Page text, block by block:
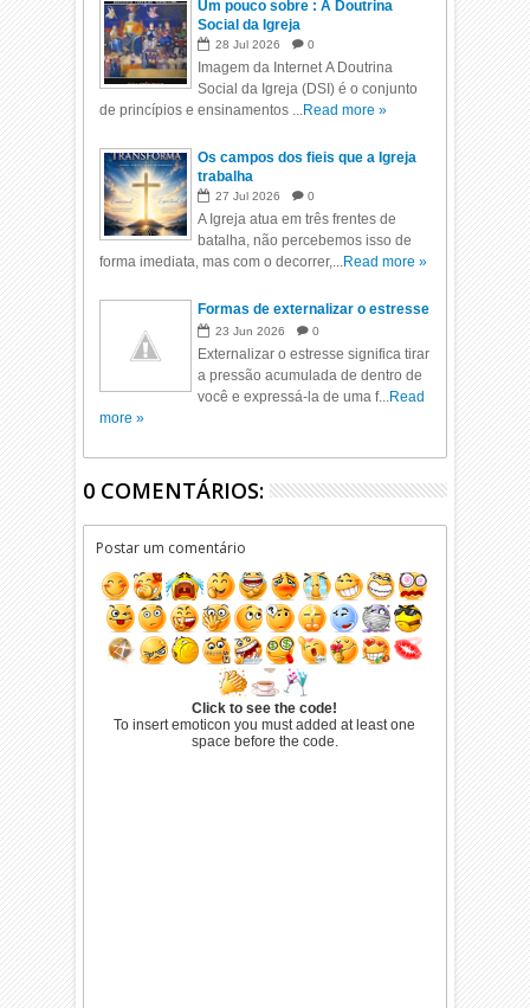
Um pouco sobre : A Doutrina
Social da Igreja
28 Jul 2026 0
Imagem da Internet A Doutrina
Social da Igreja (DSI) é o conjunto
de princípios e ensinamentos ...Read more »
Os campos dos fieis que a Igreja
trabalha
27 Jul 2026 0
A Igreja atua em três frentes de
batalha, não percebemos isso de
forma imediata, mas com o decorrer,...Read more »
Formas de externalizar o estresse
23 Jun 2026 0
Externalizar o estresse significa tirar
a pressão acumulada de dentro de
você e expressá-la de uma f...Read
more »
0 COMENTÁRIOS:
Postar um comentário
Click to see the code!
To insert emoticon you must added at least one
space before the code.